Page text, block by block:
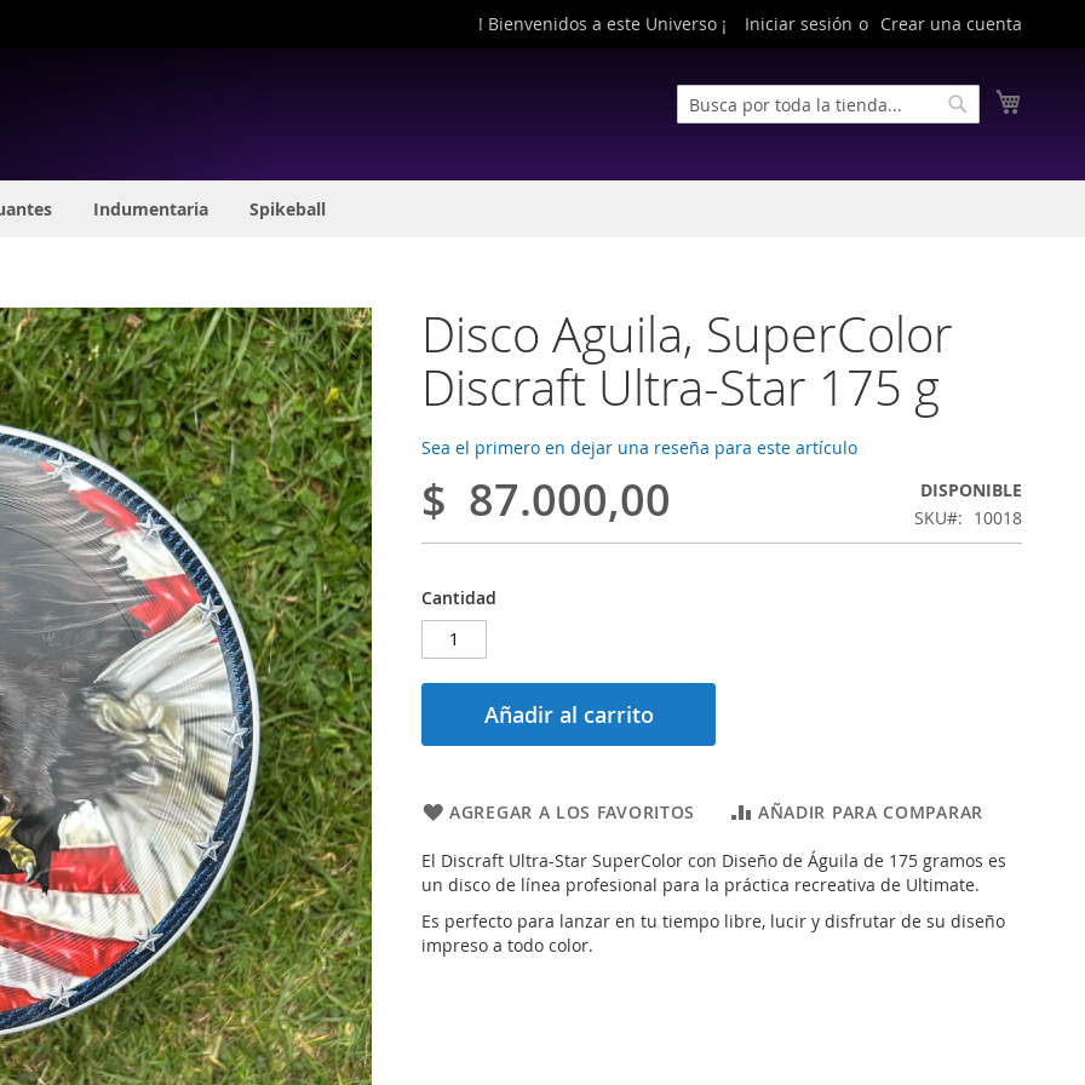
! Bienvenidos a este Universo ¡ Iniciar sesión Crear una cuenta
Buscar
Buscar
Indumentaria Spikeball
Disco Aguila, SuperColor
Discraft Ultra-Star 175 g
Sea el primero en dejar una reseña para este artículo
$ 87.000,00
DISPONIBLE
SKU
10018
Cantidad
Añadir al carrito
AGREGAR A LOS FAVORITOS AÑADIR PARA COMPARAR
El Discraft Ultra-Star SuperColor con Diseño de Águila de 175 gramos es
un disco de línea profesional para la práctica recreativa de Ultimate.
Es perfecto para lanzar en tu tiempo libre, lucir y disfrutar de su diseño
impreso a todo color.